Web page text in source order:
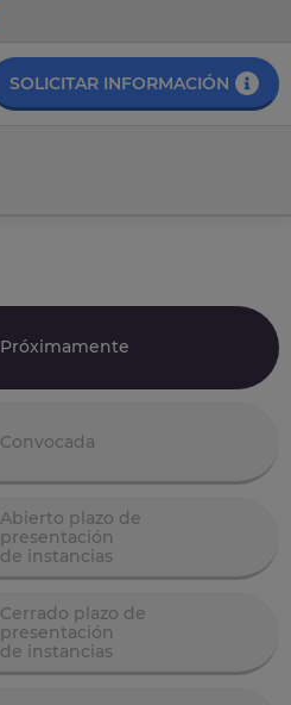
SOLICITAR INFORMACIÓN
Próximamente
Convocada
Abierto plazo de
presentación
de instancias
Cerrado plazo de
presentación
de instancias